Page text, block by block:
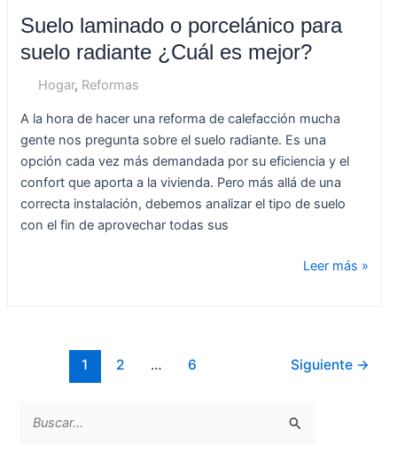
Suelo laminado o porcelánico para
suelo radiante ¿Cuál es mejor?
Hogar, Reformas
A la hora de hacer una reforma de calefacción mucha
gente nos pregunta sobre el suelo radiante. Es una
opción cada vez más demandada por su eficiencia y el
confort que aporta a la vivienda. Pero más allá de una
correcta instalación, debemos analizar el tipo de suelo
con el fin de aprovechar todas sus
Leer más »
1 2 … 6 Siguiente →